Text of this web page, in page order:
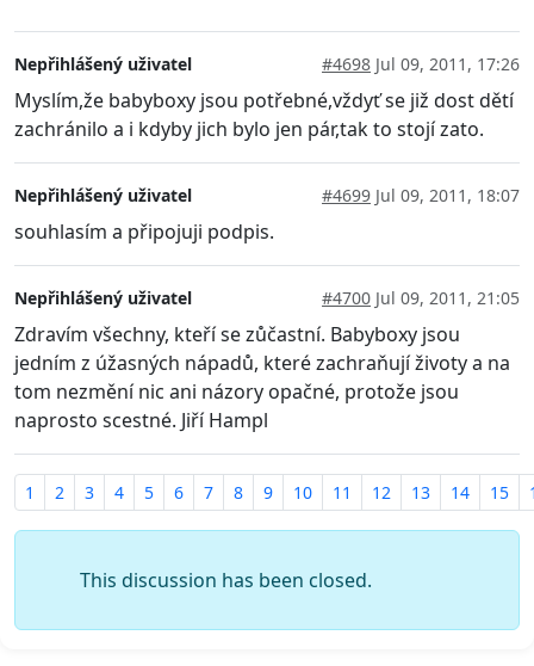
Nepřihlášený uživatel #4698 Jul 09, 2011, 17:26
Myslím,že babyboxy jsou potřebné,vždyť se již dost dětí
zachránilo a i kdyby jich bylo jen pár,tak to stojí zato.
Nepřihlášený uživatel #4699 Jul 09, 2011, 18:07
souhlasím a připojuji podpis.
Nepřihlášený uživatel #4700 Jul 09, 2011, 21:05
Zdravím všechny, kteří se zůčastní. Babyboxy jsou
jedním z úžasných nápadů, které zachraňují životy a na
tom nezmění nic ani názory opačné, protože jsou
naprosto scestné. Jiří Hampl
1 2 3 4 5 6 7 8 9 10 11 12 13 14 15
This discussion has been closed.